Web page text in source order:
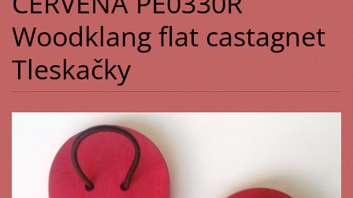
Woodklang flat castagnet
Tleskačky